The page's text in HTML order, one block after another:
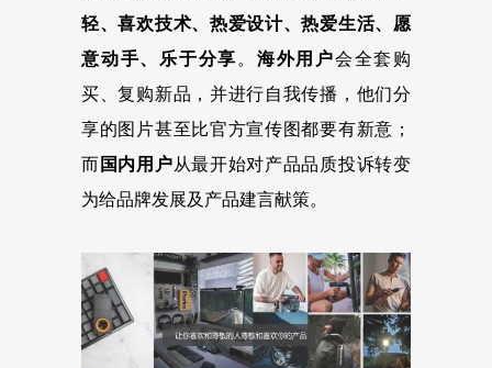
轻、喜欢技术、热爱设计、热爱生活、愿
意动手、乐于分享 。 海外用户会全套购
买、复购新品，并进行自我传播，他们分
享的图片甚至比官方宣传图都要有新意；
而 国内用户从最开始对产品品质投诉转变
为给品牌发展及产品建言献策。